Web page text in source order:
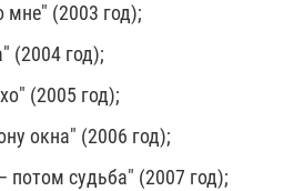
мне" (2003 год);
(2004 год);
(2005 год);
окна" (2006 год);
потом судьба" (2007 год);